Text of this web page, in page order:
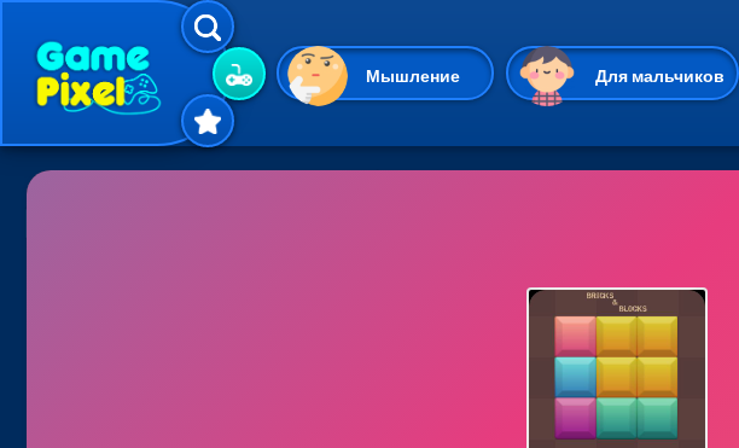
Мышление Для мальчиков
Гиперказуальные Казуальные
Симуляторы
Пасьянс